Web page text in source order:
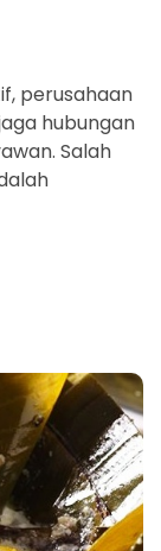
perusahaan
hubungan
Salah